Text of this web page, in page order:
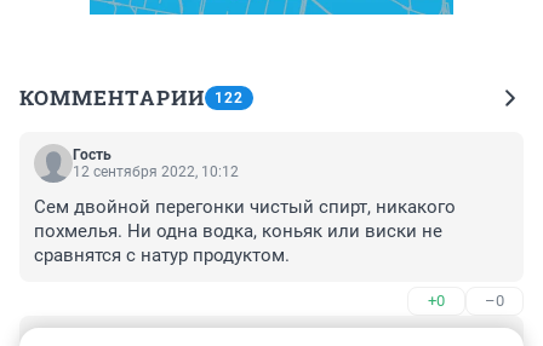
КОММЕНТАРИИ 122
Гость
12 сентября 2022, 10:12
Сем двойной перегонки чистый спирт, никакого
похмелья. Ни одна водка, коньяк или виски не
сравнятся с натур продуктом.
+0 –0